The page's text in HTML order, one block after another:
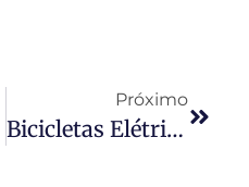
Próximo
Bicicletas Elétricas Causam Polêmica Entre Moradores